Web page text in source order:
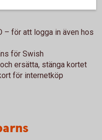
– för att logga in även hos
för Swish
ersätta, stänga kortet
för internetköp